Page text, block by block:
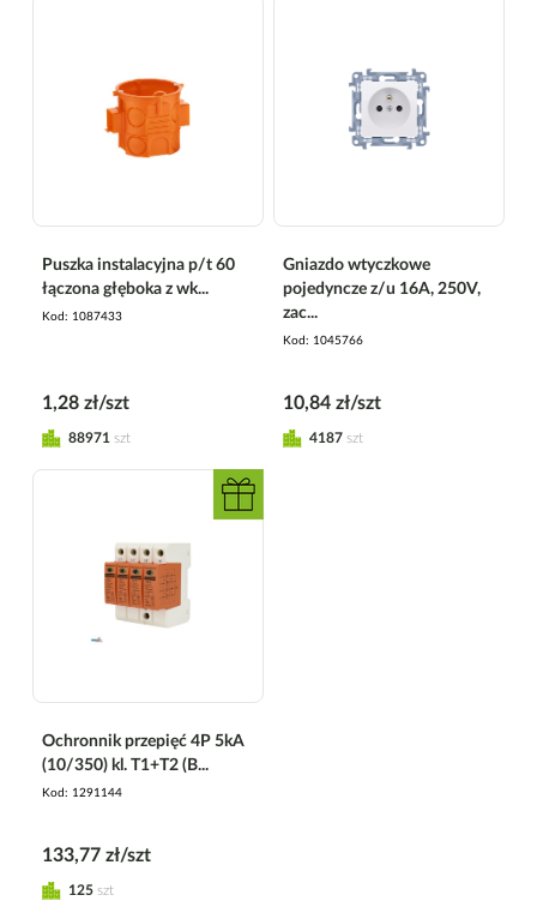
Puszka instalacyjna p/t 60
łączona głęboka z wk...
Kod 1087433
1,28 zł/szt
88971 szt
Gniazdo wtyczkowe
pojedyncze z/u 16A, 250V,
zac...
Kod 1045766
10,84 zł/szt
4187 szt
Ochronnik przepięć 4P 5kA
(10/350) kl. T1+T2 (B...
Kod 1291144
133,77 zł/szt
125 szt